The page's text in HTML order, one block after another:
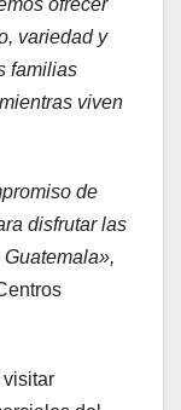
variedad y
familias
viven
de
disfrutar las
visitar